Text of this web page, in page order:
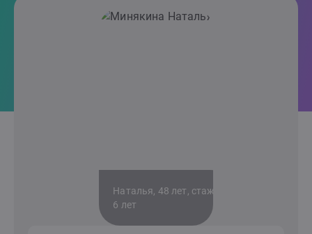
Наталья, 48 лет, стаж
6 лет